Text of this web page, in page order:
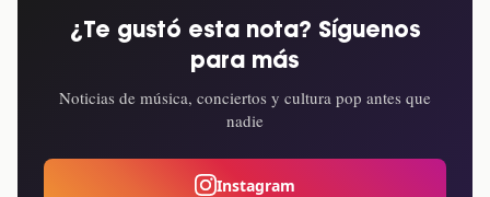
¿Te gustó esta nota? Síguenos
para más
Noticias de música, conciertos y cultura pop antes que
nadie
Instagram